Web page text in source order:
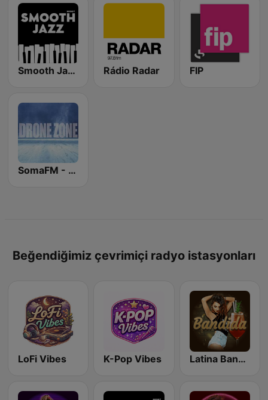
Smooth Jazz - Groov Rádio Radar FIP
SomaFM - Drone Zone
Beğendiğimiz çevrimiçi radyo istasyonları
LoFi Vibes K-Pop Vibes Latina Bandida!